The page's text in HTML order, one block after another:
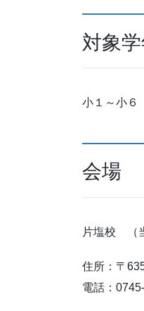
対象
小１～小６
会場
片塩校 （
住所：〒
電話：